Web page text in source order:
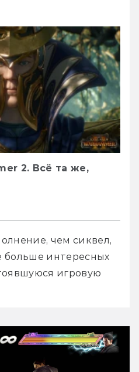
2. Всё та же,
чем сиквел,
больше интересных
игровую